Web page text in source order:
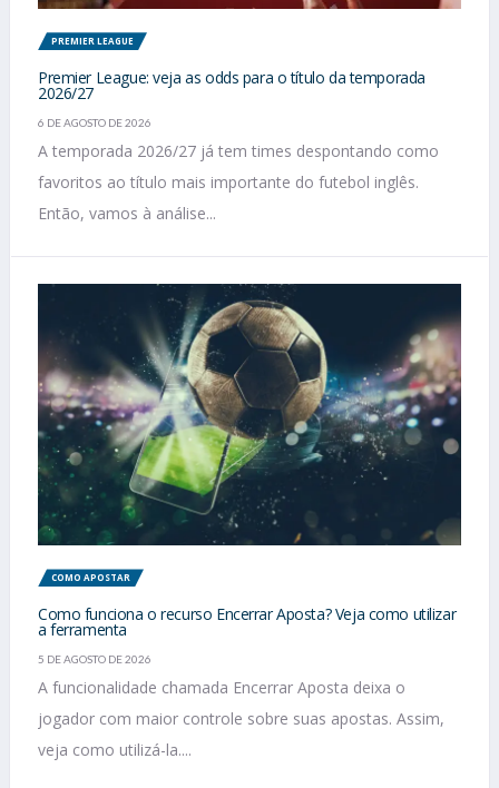
PREMIER LEAGUE
Premier League: veja as odds para o título da temporada
2026/27
6 DE AGOSTO DE 2026
A temporada 2026/27 já tem times despontando como
favoritos ao título mais importante do futebol inglês.
Então, vamos à análise...
COMO APOSTAR
Como funciona o recurso Encerrar Aposta? Veja como utilizar
a ferramenta
5 DE AGOSTO DE 2026
A funcionalidade chamada Encerrar Aposta deixa o
jogador com maior controle sobre suas apostas. Assim,
veja como utilizá-la....